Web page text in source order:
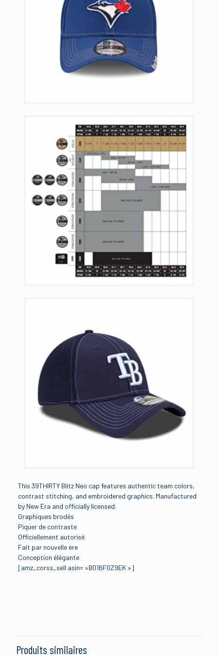
This 39THIRTY Blitz Neo cap features authentic team colors,
contrast stitching, and embroidered graphics. Manufactured
by New Era and officially licensed.
Graphiques brodés
Piquer de contraste
Officiellement autorisé
Fait par nouvelle ère
Conception élégante
[amz_corss_sell asin= »B016F0Z9EK »]
“New Era MLB Neo 39THIRTY Casquette
Produits similaires